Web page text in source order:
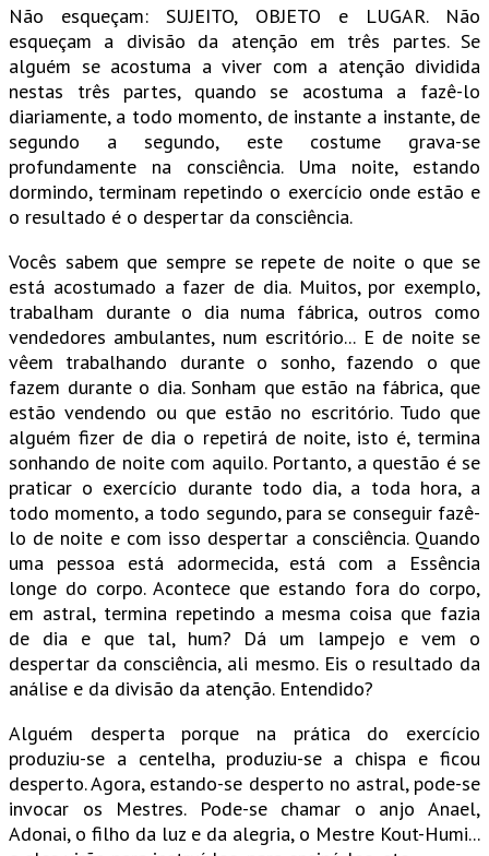
Não esqueçam: SUJEITO, OBJETO e LUGAR. Não
esqueçam a divisão da atenção em três partes. Se
alguém se acostuma a viver com a atenção dividida
nestas três partes, quando se acostuma a fazê-lo
diariamente, a todo momento, de instante a instante, de
segundo a segundo, este costume grava-se
profundamente na consciência. Uma noite, estando
dormindo, terminam repetindo o exercício onde estão e
o resultado é o despertar da consciência.
Vocês sabem que sempre se repete de noite o que se
está acostumado a fazer de dia. Muitos, por exemplo,
trabalham durante o dia numa fábrica, outros como
vendedores ambulantes, num escritório... E de noite se
vêem trabalhando durante o sonho, fazendo o que
fazem durante o dia. Sonham que estão na fábrica, que
estão vendendo ou que estão no escritório. Tudo que
alguém fizer de dia o repetirá de noite, isto é, termina
sonhando de noite com aquilo. Portanto, a questão é se
praticar o exercício durante todo dia, a toda hora, a
todo momento, a todo segundo, para se conseguir fazê-
lo de noite e com isso despertar a consciência. Quando
uma pessoa está adormecida, está com a Essência
longe do corpo. Acontece que estando fora do corpo,
em astral, termina repetindo a mesma coisa que fazia
de dia e que tal, hum? Dá um lampejo e vem o
despertar da consciência, ali mesmo. Eis o resultado da
análise e da divisão da atenção. Entendido?
Alguém desperta porque na prática do exercício
produziu-se a centelha, produziu-se a chispa e ficou
desperto. Agora, estando-se desperto no astral, pode-se
invocar os Mestres. Pode-se chamar o anjo Anael,
Adonai, o filho da luz e da alegria, o Mestre Kout-Humi...